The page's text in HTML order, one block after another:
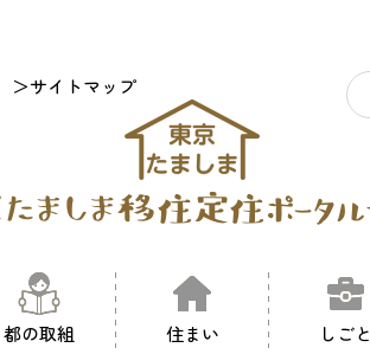
＞サイトマップ
都の取組 住まい しごと